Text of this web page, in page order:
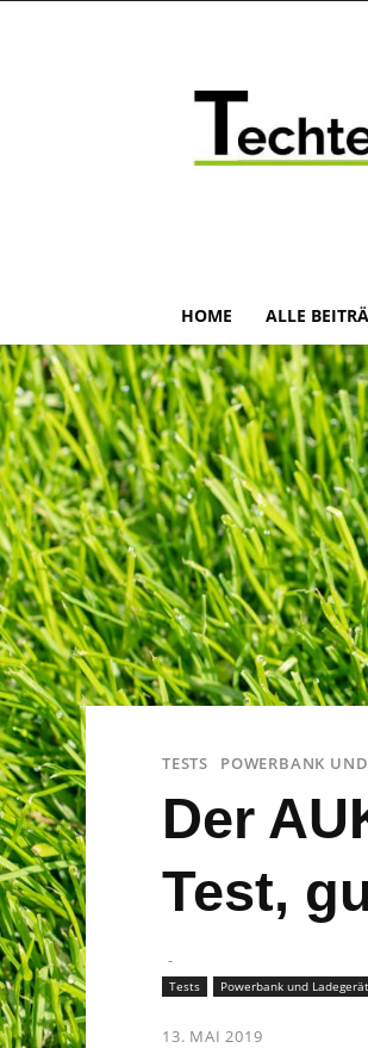
HOME ALLE
TESTS POWERBANK
Der
Test,
-
Tests
Powerbank und
13. MAI 2019